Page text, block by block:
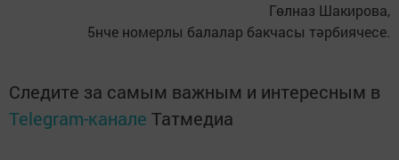
Гөлназ Шакирова,
5нче номерлы балалар бакчасы тәрбиячесе.
Следите за самым важным и интересным в
Telegram-канале Татмедиа